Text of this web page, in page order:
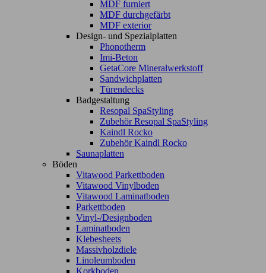
MDF furniert
MDF durchgefärbt
MDF exterior
Design- und Spezialplatten
Phonotherm
Imi-Beton
GetaCore Mineralwerkstoff
Sandwichplatten
Türendecks
Badgestaltung
Resopal SpaStyling
Zubehör Resopal SpaStyling
Kaindl Rocko
Zubehör Kaindl Rocko
Saunaplatten
Böden
Vitawood Parkettboden
Vitawood Vinylboden
Vitawood Laminatboden
Parkettboden
Vinyl-/Designboden
Laminatboden
Klebesheets
Massivholzdiele
Linoleumboden